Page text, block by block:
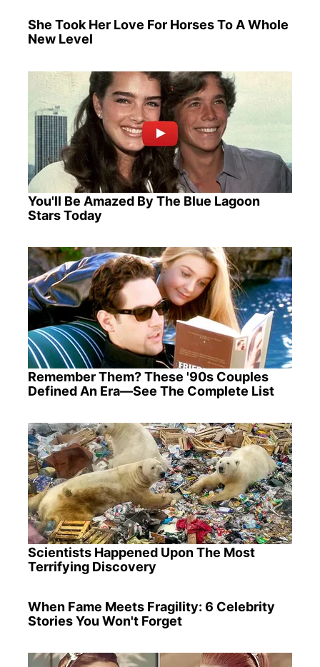
She Took Her Love For Horses To A Whole
New Level
You'll Be Amazed By The Blue Lagoon
Stars Today
Remember Them? These '90s Couples
Defined An Era—See The Complete List
Scientists Happened Upon The Most
Terrifying Discovery
When Fame Meets Fragility: 6 Celebrity
Stories You Won't Forget